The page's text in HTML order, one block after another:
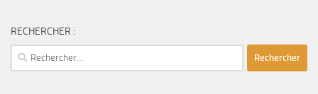
RECHERCHER :
Rechercher :